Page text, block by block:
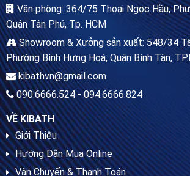
Văn phòng: 364/75 Thoại Ngọc Hầu,
Quận Tân Phú, Tp. HCM
Showroom & Xưởng sản xuất: 548/34
Phường Bình Hưng Hoà, Quận Bình Tân,
kibathvn@gmail.com
090.6666.524 - 094.6666.824
VỀ KIBATH
Giới Thiệu
Hướng Dẫn Mua Online
Vận Chuyển & Thanh Toán